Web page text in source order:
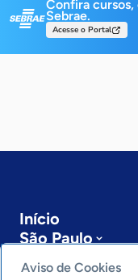
Confira
Sebrae.
Acesse o Portal
Início
São Paulo
Sobre a ASN
Aviso de Cookies